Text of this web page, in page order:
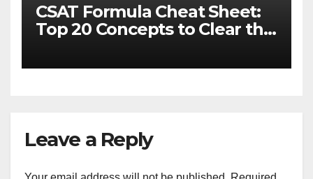
CSAT Formula Cheat Sheet:
Top 20 Concepts to Clear the
Leave a Reply